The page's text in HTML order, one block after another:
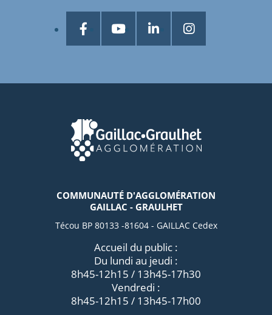
COMMUNAUTÉ D'AGGLOMÉRATION
GAILLAC - GRAULHET
Técou BP 80133 -81604 - GAILLAC Cedex
Accueil du public :
Du lundi au jeudi :
8h45-12h15 / 13h45-17h30
Vendredi :
8h45-12h15 / 13h45-17h00